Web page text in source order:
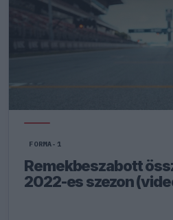
FORMA-1
Remekbeszabott
2022-es szezon